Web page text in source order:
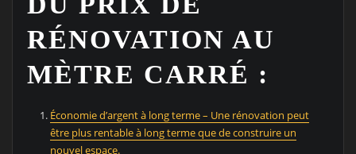
RÉNOVATION AU
MÈTRE CARRÉ :
Économie d’argent à long terme – Une rénovation peut
être plus rentable à long terme que de construire un
nouvel espace.